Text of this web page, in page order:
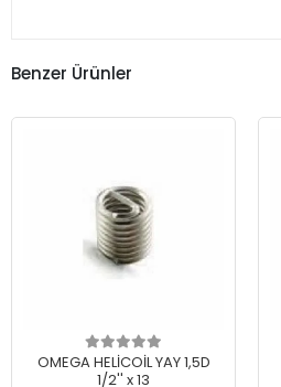
Benzer Ürünler
OMEGA HELİCOİL YAY 1,5D
1/2'' x 13